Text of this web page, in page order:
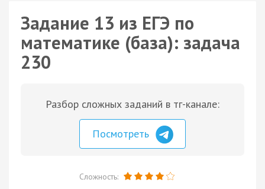
Задание 13 из ЕГЭ по
математике (база): задача
230
Разбор сложных заданий в тг-канале:
Посмотреть
Сложность: